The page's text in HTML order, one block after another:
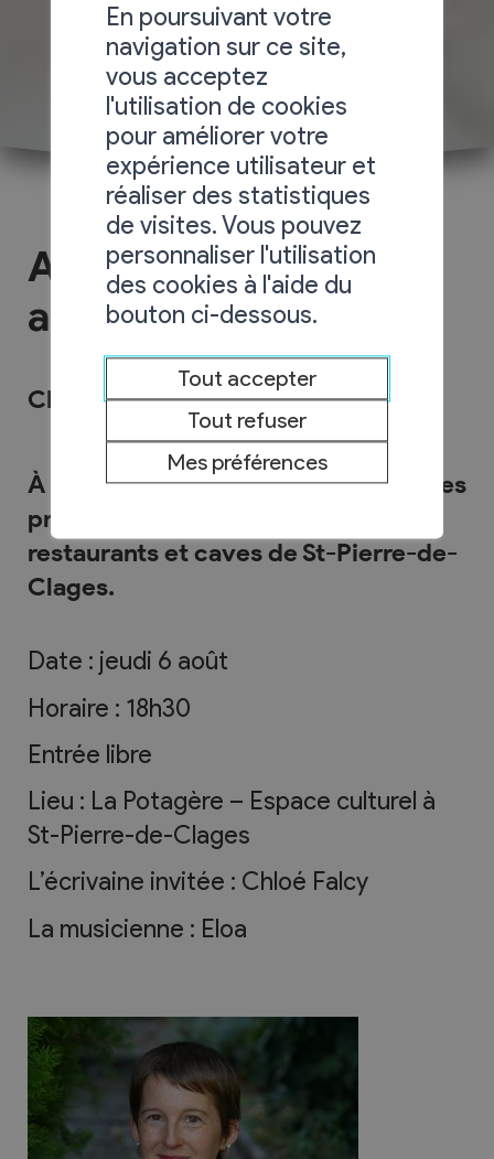
Apéro littéraire du 6
août
Chloé Falcy et Eloa
À la belle saison, les Apéros-littéraires
prennent place dans les cafés,
restaurants et caves de St-Pierre-de-
Clages.
Date : jeudi 6 août
Horaire : 18h30
Entrée libre
Lieu : La Potagère – Espace culturel à
St-Pierre-de-Clages
L’écrivaine invitée : Chloé Falcy
La musicienne : Eloa
En poursuivant votre
navigation sur ce site,
vous acceptez
l'utilisation de cookies
pour améliorer votre
expérience utilisateur et
réaliser des statistiques
de visites. Vous pouvez
personnaliser l'utilisation
des cookies à l'aide du
bouton ci-dessous.
Tout accepter
Tout refuser
Mes préférences